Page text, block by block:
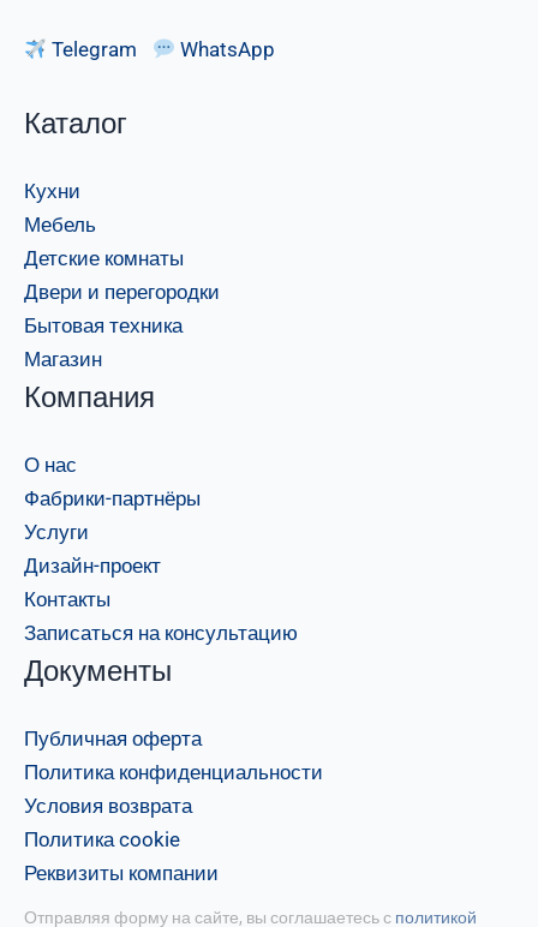
Telegram WhatsApp
Каталог
Кухни
Мебель
Детские комнаты
Двери и перегородки
Бытовая техника
Магазин
Компания
О нас
Фабрики-партнёры
Услуги
Дизайн-проект
Контакты
Записаться на консультацию
Документы
Публичная оферта
Политика конфиденциальности
Условия возврата
Политика cookie
Реквизиты компании
Отправляя форму на сайте, вы соглашаетесь с политикой